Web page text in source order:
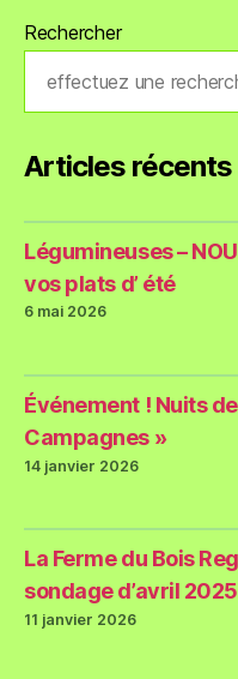
Rechercher
Articles récents
Légumineuses –
vos plats d’ été
6 mai 2026
Événement ! Nuits
Campagnes »
14 janvier 2026
La Ferme du Bois
sondage d’avril 2025
11 janvier 2026